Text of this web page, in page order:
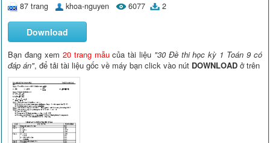
87 trang khoa-nguyen 6077 2
Download
Bạn đang xem 20 trang mẫucủa tài liệu "30 Đề thi học kỳ 1 Toán 9 có
đáp án", để tải tài liệu gốc về máy bạn click vào nút DOWNLOAD ở trên